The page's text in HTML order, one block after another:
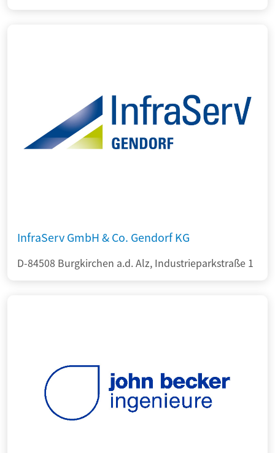
InfraServ GmbH & Co. Gendorf KG
D-84508 Burgkirchen a.d. Alz, Industrieparkstraße 1